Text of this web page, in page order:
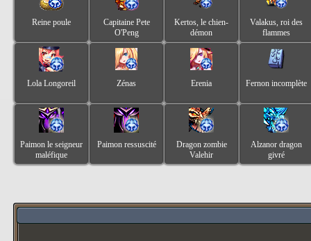
Reine poule
Capitaine Pete
O'Peng
Kertos, le chien-
démon
Valakus, roi des
flammes
Lola Longoreil Zénas Erenia Fernon incomplète
Paimon le seigneur
maléfique
Paimon ressuscité
Dragon zombie
Valehir
Alzanor dragon
givré